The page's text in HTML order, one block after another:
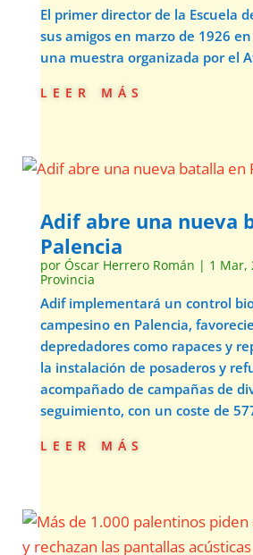
El primer director de la Escuela
sus amigos en marzo de 1926
una muestra organizada por el
leer más
Adif abre una nueva
Palencia
por Óscar Herrero Román | 1 Mar,
Provincia
Adif implementará un control
campesino en Palencia,
depredadores como rapaces y
la instalación de posaderos y
acompañado de campañas de
seguimiento, con un coste de
leer más